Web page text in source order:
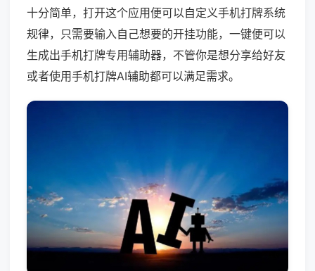
十分简单，打开这个应用便可以自定义手机打牌系统
规律，只需要输入自己想要的开挂功能，一键便可以
生成出手机打牌专用辅助器，不管你是想分享给好友
或者使用手机打牌AI辅助都可以满足需求。